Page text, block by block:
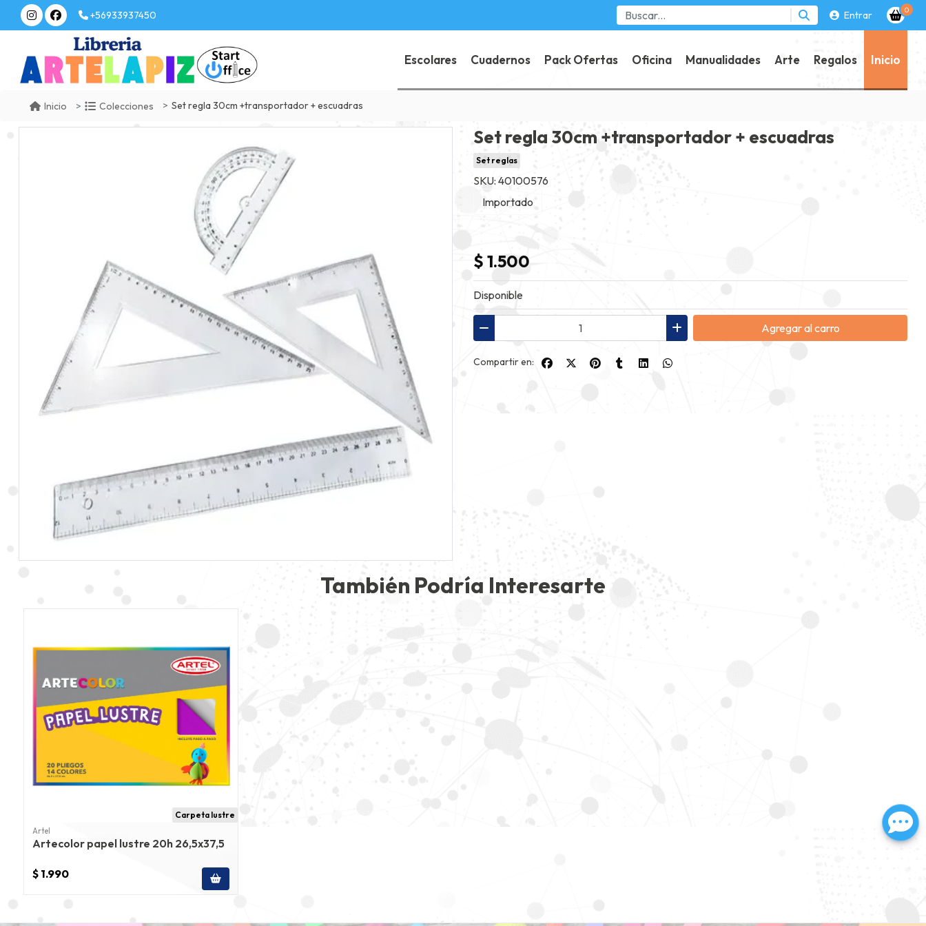
+56933937450 Entrar 0
Escolares Cuadernos Pack Ofertas Oficina Manualidades Arte Regalos Inicio
Inicio Colecciones Set regla 30cm +transportador + escuadras
Set regla 30cm +transportador + escuadras
Set reglas
SKU: 40100576
Importado
$ 1.500
Disponible
Agregaral carro
Compartir en:
También Podría Interesarte
Carpeta lustre
Artel
Artecolor papel lustre 20h 26,5x37,5
$ 1.990